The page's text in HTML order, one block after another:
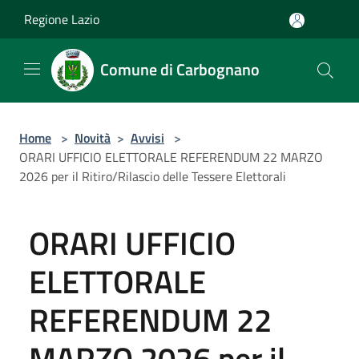
Regione Lazio
Comune di Carbognano
Home > Novità > Avvisi >
ORARI UFFICIO ELETTORALE REFERENDUM 22 MARZO
2026 per il Ritiro/Rilascio delle Tessere Elettorali
ORARI UFFICIO
ELETTORALE
REFERENDUM 22